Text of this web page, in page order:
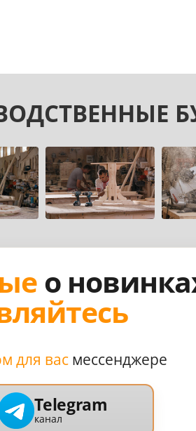
о
для вас мессенджере
Telegram
канал